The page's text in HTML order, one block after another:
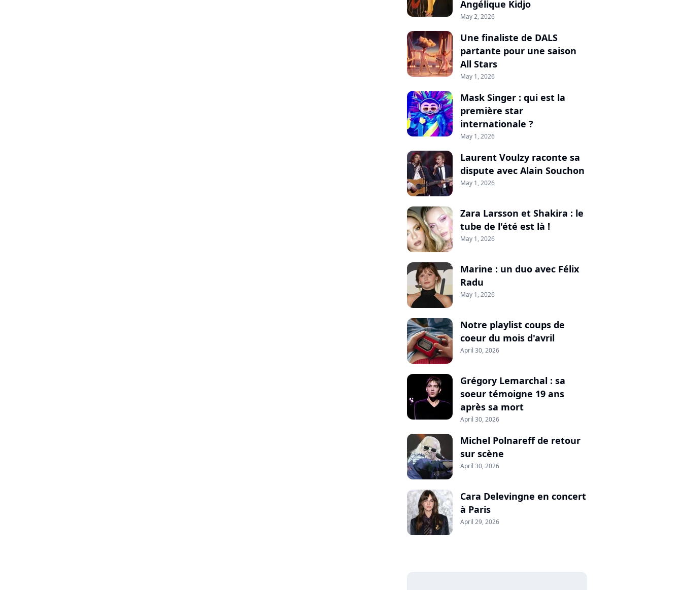
Angélique Kidjo
May 2, 2026
Une finaliste de DALS
partante pour une saison
All Stars
May 1, 2026
Mask Singer : qui est la
première star
internationale ?
May 1, 2026
Laurent Voulzy raconte sa
dispute avec Alain Souchon
May 1, 2026
Zara Larsson et Shakira : le
tube de l'été est là !
May 1, 2026
Marine : un duo avec Félix
Radu
May 1, 2026
Notre playlist coups de
coeur du mois d'avril
April 30, 2026
Grégory Lemarchal : sa
soeur témoigne 19 ans
après sa mort
April 30, 2026
Michel Polnareff de retour
sur scène
April 30, 2026
Cara Delevingne en concert
à Paris
April 29, 2026